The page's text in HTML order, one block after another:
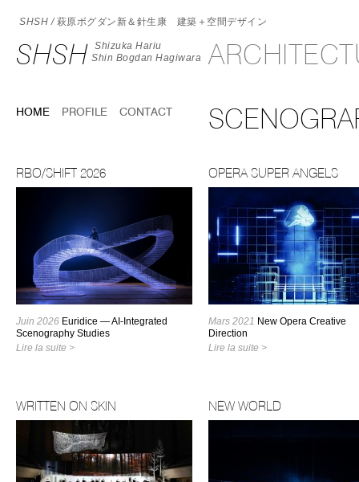
SHSH /萩原ボグダン新＆針生康 建築＋空間デザイン
SHSH Shizuka Hariu
Shin Bogdan Hagiwara
HOME PROFILE CONTACT
RBO/SHIFT 2026
Juin 2026 Euridice — AI-Integrated
Scenography Studies
Lire la suite >
OPERA SUPER ANGELS
Mars 2021 New Opera Creative
Direction
Lire la suite >
WRITTEN ON SKIN NEW WORLD